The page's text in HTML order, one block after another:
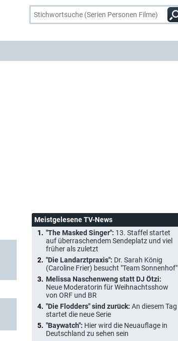
Meistgelesene TV-News
"The Masked Singer": 13. Staffel startet
auf überraschendem Sendeplatz und viel
früher als zuletzt
"Die Landarztpraxis": Dr. Sarah König
(Caroline Frier) besucht "Team Sonnenhof"
Melissa Naschenweng statt DJ Ötzi:
Neue Moderatorin für Weihnachtsshow
von ORF und BR
"Die Flodders" sind zurück: An diesem Tag
startet die neue Serie
"Baywatch": Hier wird die Neuauflage in
Deutschland zu sehen sein